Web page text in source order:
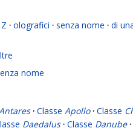
Z · olografici · senza nome · di
nome
· Classe Apollo · Classe
Daedalus · Classe Danube ·